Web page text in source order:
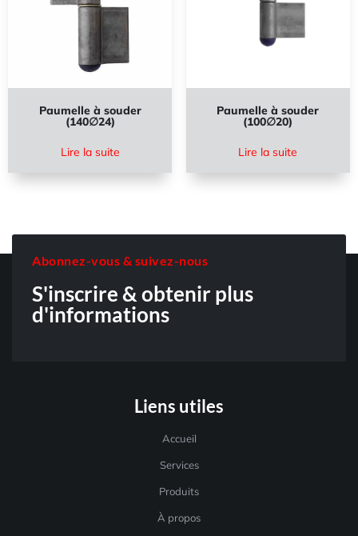
Paumelle à souder
(140∅24)
Lire la suite
Paumelle à souder
(100∅20)
Lire la suite
Abonnez-vous & suivez-nous
S'inscrire & obtenir plus
d'informations
Liens utiles
Accueil
Services
Produits
À propos